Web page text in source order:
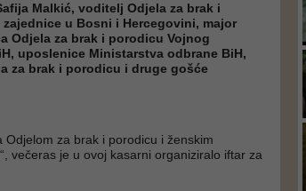
Malkić, voditelj Odjela za brak i
u Bosni i Hercegovini, major
Odjela za brak i porodicu Vojnog
uposlenice Ministarstva odbrane BiH,
za brak i porodicu i druge gošće
Odjelom za brak i porodicu i ženskim
večeras je u ovoj kasarni organiziralo iftar za